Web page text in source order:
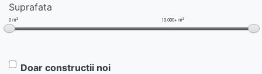
Suprafata
0 m2 10.000+ m2
Doar constructii noi